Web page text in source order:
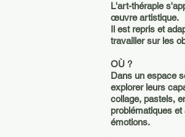
L'art-thérapie
œuvre artistique.
Il est repris et
travailler sur les
OÙ ?
Dans un espace
explorer leurs
collage, pastels,
problématiques
émotions.